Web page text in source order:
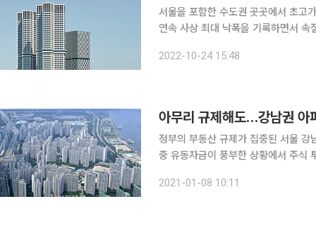
서울을 포함한 수도권 곳곳에서 초고
연속 사상 최대 낙폭을 기록하면서
에 불과하지만, 수요는 꾸준히 이어져
2022-10-24 15:48
아무리 규제해도…강남권 아
정부의 부동산 규제가 집중된 서울 강
중 유동자금이 풍부한 상황에서 주식
차’ 전용면적 163.7㎡형은 지난달
2021-01-08 10:11